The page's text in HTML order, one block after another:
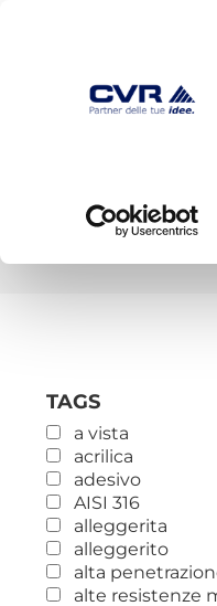
TAGS
a vista
acrilica
adesivo
AISI 316
alleggerita
alleggerito
alta
alte resistenze